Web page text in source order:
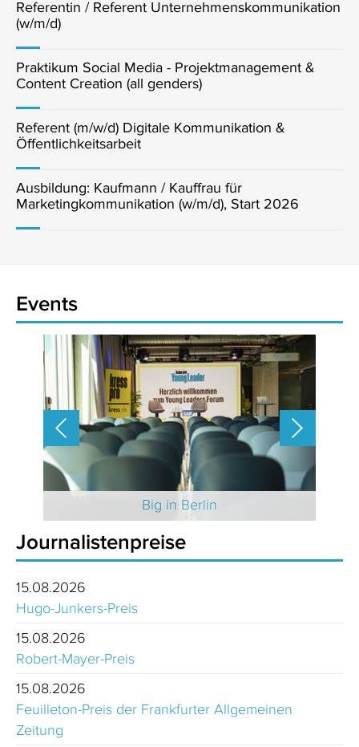
Referentin / Referent Unternehmenskommunikation
(w/m/d)
Praktikum Social Media - Projektmanagement &
Content Creation (all genders)
Referent (m/w/d) Digitale Kommunikation &
Öffentlichkeitsarbeit
Ausbildung: Kaufmann / Kauffrau für
Marketingkommunikation (w/m/d), Start 2026
Events
Big in Berlin
Journalistenpreise
15.08.2026
Hugo-Junkers-Preis
15.08.2026
Robert-Mayer-Preis
15.08.2026
Feuilleton-Preis der Frankfurter Allgemeinen
Zeitung